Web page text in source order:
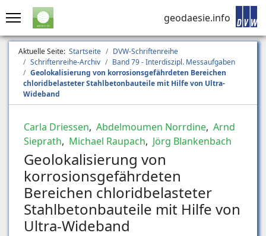
geodaesie.info
Aktuelle Seite: Startseite
DVW-Schriftenreihe
Schriftenreihe-Archiv
Band 79 - Interdiszipl. Messaufgaben
Geolokalisierung von korrosionsgefährdeten Bereichen
chloridbelasteter Stahlbetonbauteile mit Hilfe von Ultra-
Wideband
Carla Driessen, Abdelmoumen Norrdine, Arnd
Sieprath, Michael Raupach, Jörg Blankenbach
Geolokalisierung von
korrosionsgefährdeten
Bereichen chloridbelasteter
Stahlbetonbauteile mit Hilfe von
Ultra-Wideband